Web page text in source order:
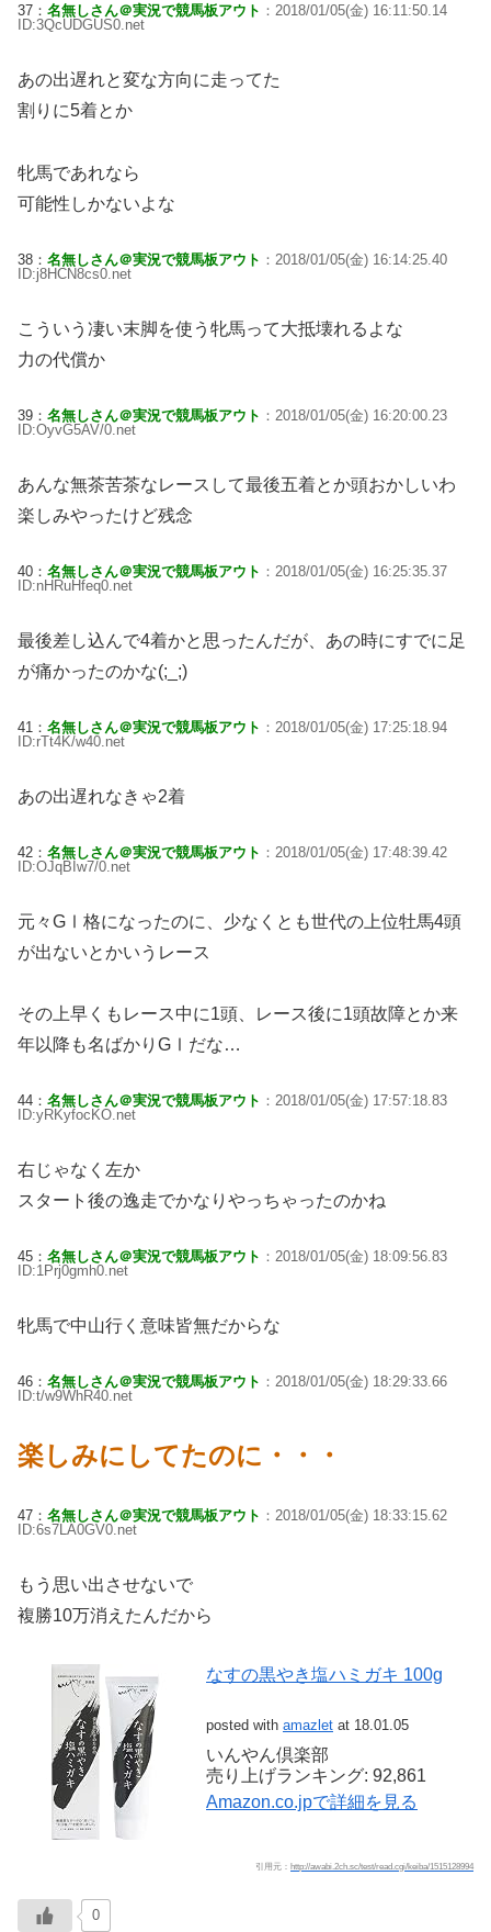
37： 名無しさん＠実況で競馬板アウト ：2018/01/05(金) 16:11:50.14
ID:3QcUDGUS0.net
あの出遅れと変な方向に走ってた
割りに5着とか
牝馬であれなら
可能性しかないよな
38： 名無しさん＠実況で競馬板アウト ：2018/01/05(金) 16:14:25.40
ID:j8HCN8cs0.net
こういう凄い末脚を使う牝馬って大抵壊れるよな
力の代償か
39： 名無しさん＠実況で競馬板アウト ：2018/01/05(金) 16:20:00.23
ID:OyvG5AV/0.net
あんな無茶苦茶なレースして最後五着とか頭おかしいわ
楽しみやったけど残念
40： 名無しさん＠実況で競馬板アウト ：2018/01/05(金) 16:25:35.37
ID:nHRuHfeq0.net
最後差し込んで4着かと思ったんだが、あの時にすでに足
が痛かったのかな(;_;)
41： 名無しさん＠実況で競馬板アウト ：2018/01/05(金) 17:25:18.94
ID:rTt4K/w40.net
あの出遅れなきゃ2着
42： 名無しさん＠実況で競馬板アウト ：2018/01/05(金) 17:48:39.42
ID:OJqBIw7/0.net
元々GⅠ格になったのに、少なくとも世代の上位牡馬4頭
が出ないとかいうレース
その上早くもレース中に1頭、レース後に1頭故障とか来
年以降も名ばかりGⅠだな…
44： 名無しさん＠実況で競馬板アウト ：2018/01/05(金) 17:57:18.83
ID:yRKyfocKO.net
右じゃなく左か
スタート後の逸走でかなりやっちゃったのかね
45： 名無しさん＠実況で競馬板アウト ：2018/01/05(金) 18:09:56.83
ID:1Prj0gmh0.net
牝馬で中山行く意味皆無だからな
46： 名無しさん＠実況で競馬板アウト ：2018/01/05(金) 18:29:33.66
ID:t/w9WhR40.net
楽しみにしてたのに・・・
47： 名無しさん＠実況で競馬板アウト ：2018/01/05(金) 18:33:15.62
ID:6s7LA0GV0.net
もう思い出させないで
複勝10万消えたんだから
なすの黒やき塩ハミガキ 100g
posted with amazlet at 18.01.05
いんやん倶楽部
売り上げランキング: 92,861
Amazon.co.jpで詳細を見る
引用元： http://awabi.2ch.sc/test/read.cgi/keiba/1515128994
0